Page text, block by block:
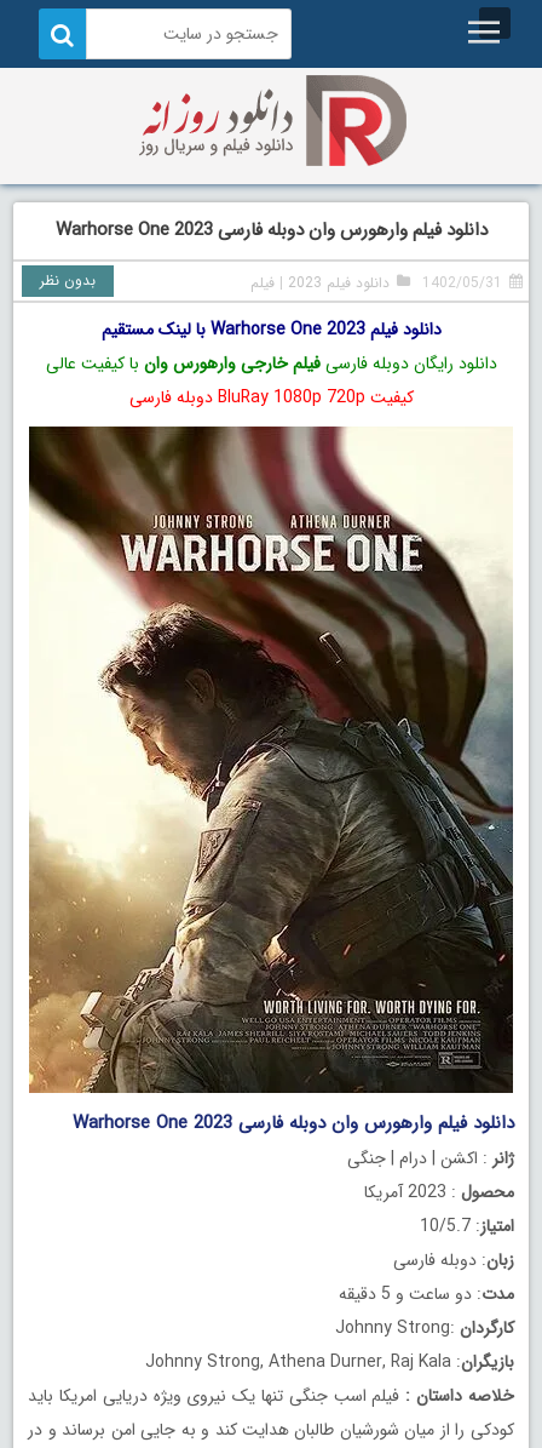
دانلود فیلم وارهورس وان دوبله فارسی Warhorse One 2023
1402/05/31 دانلود فیلم 2023 |فیلم بدون نظر
دانلود فیلم Warhorse One 2023 با لینک مستقیم
دانلود رایگان دوبله فارسیفیلم خارجی وارهورس وان با کیفیت عالی
کیفیت BluRay 1080p 720p دوبله فارسی
دانلود فیلم وارهورس وان دوبله فارسی Warhorse One 2023
ژانر : اکشن | درام | جنگی
محصول : 2023 آمریکا
امتیاز: 10/5.7
زبان: دوبله فارسی
مدت: دو ساعت و 5 دقیقه
کارگردان :Johnny Strong
بازیگران: Johnny Strong, Athena Durner, Raj Kala
خلاصه داستان : فیلم اسب جنگی تنها یک نیروی ویژه دریایی امریکا باید
کودکی را از میان شورشیان طالبان هدایت کند و به جایی امن برساند و در